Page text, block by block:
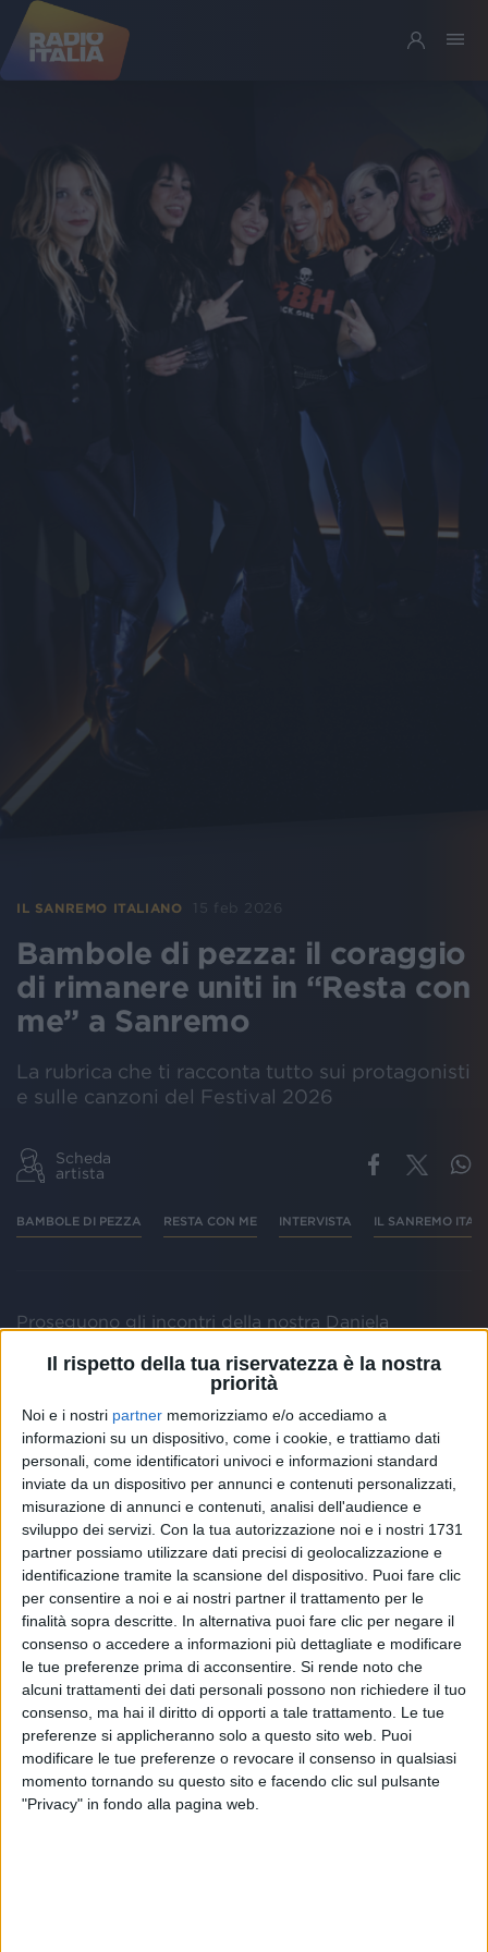
Il rispetto della tua riservatezza è la nostra
priorità
Noi e i nostri partner memorizziamo e/o accediamo a
informazioni su un dispositivo, come i cookie, e trattiamo dati
personali, come identificatori univoci e informazioni standard
inviate da un dispositivo per annunci e contenuti personalizzati,
misurazione di annunci e contenuti, analisi dell'audience e
sviluppo dei servizi. Con la tua autorizzazione noi e i nostri 1731
partner possiamo utilizzare dati precisi di geolocalizzazione e
identificazione tramite la scansione del dispositivo. Puoi fare clic
per consentire a noi e ai nostri partner il trattamento per le
finalità sopra descritte. In alternativa puoi fare clic per negare il
consenso o accedere a informazioni più dettagliate e modificare
le tue preferenze prima di acconsentire. Si rende noto che
alcuni trattamenti dei dati personali possono non richiedere il tuo
consenso, ma hai il diritto di opporti a tale trattamento. Le tue
preferenze si applicheranno solo a questo sito web. Puoi
modificare le tue preferenze o revocare il consenso in qualsiasi
momento tornando su questo sito e facendo clic sul pulsante
"Privacy" in fondo alla pagina web.
IL SANREMO ITALIANO 15 feb 2026
Bambole di pezza: il coraggio
di rimanere uniti in “Resta con
me” a Sanremo
La rubrica che ti racconta tutto sui protagonisti
e sulle canzoni del Festival 2026
Scheda
artista
BAMBOLE DI PEZZA RESTA CON ME INTERVISTA IL SANREMO
Proseguono gli incontri della nostra Daniela
questa volta è il turno delle Bambole di pezza.
BAMBOLE DI PEZZA SANREMO ITALIANO
(15/02/26)
Come va?
Benissimo! Siamo felici e contente, anche perché è
una cosa importante e ci siamo quasi. Rock’n Roll e